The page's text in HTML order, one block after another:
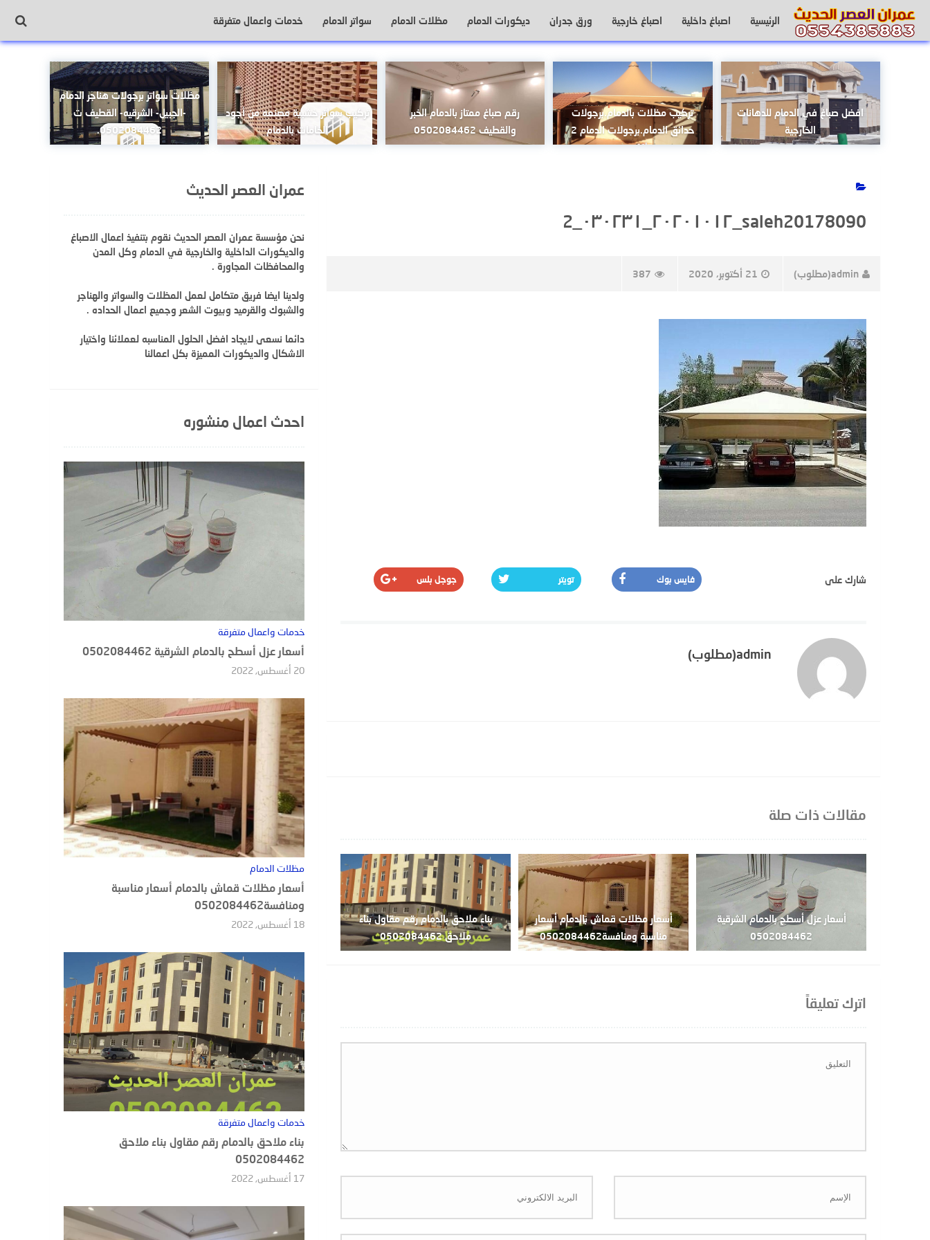
المحتوى
الرئيسية اصباغ داخلية اصباغ خارجية ورق جدران ديكورات الدمام مظلات الدمام سواتر الدمام خدمات واعمال متفرقة
افضل صباغ في الدمام للدهانات
الخارجية
تركيب مظلات بالدمام.برجولات
حدائق الدمام.برجولات الدمام 2
رقم صباغ ممتاز بالدمام الخبر
والقطيف 0502084462
تركيب سواتر خشبية مصنعه من أجود
الخامات بالدمام
مظلات سواتر برجولات هناجر الدمام
-الجبيل- الشرقيه- القطيف ت
0502084462.
saleh20178090_٢٠٢٠١٠١٢_٠٣٠٢٣١_2
admin(مطلوب) 21 أكتوبر، 2020 387
شارك على فايس بوك تويتر جوجل بلس
admin(مطلوب)
مقالات ذات صلة
أسعار عزل أسطح بالدمام الشرقية
0502084462
أسعار مظلات قماش بالدمام أسعار
مناسبة ومنافسة0502084462
بناء ملاحق بالدمام رقم مقاول بناء
ملاحق 0502084462
اترك تعليقاً
عمران العصر الحديث
نحن مؤسسة عمران العصر الحديث نقوم بتنفيذ اعمال الاصباغ
والديكورات الداخلية والخارجية في الدمام وكل المدن
والمحافظات المجاورة .
ولدينا ايضا فريق متكامل لعمل المظلات والسواتر والهناجر
والشبوك والقرميد وبيوت الشعر وجميع اعمال الحداده .
دائما نسعى لايجاد افضل الحلول المناسبه لعملائنا واختيار
الاشكال والديكورات المميزة بكل اعمالنا
احدث اعمال منشوره
خدمات واعمال متفرقة
أسعار عزل أسطح بالدمام الشرقية 0502084462
20 أغسطس, 2022
مظلات الدمام
أسعار مظلات قماش بالدمام أسعار مناسبة
ومنافسة0502084462
18 أغسطس, 2022
خدمات واعمال متفرقة
بناء ملاحق بالدمام رقم مقاول بناء ملاحق
0502084462
17 أغسطس, 2022